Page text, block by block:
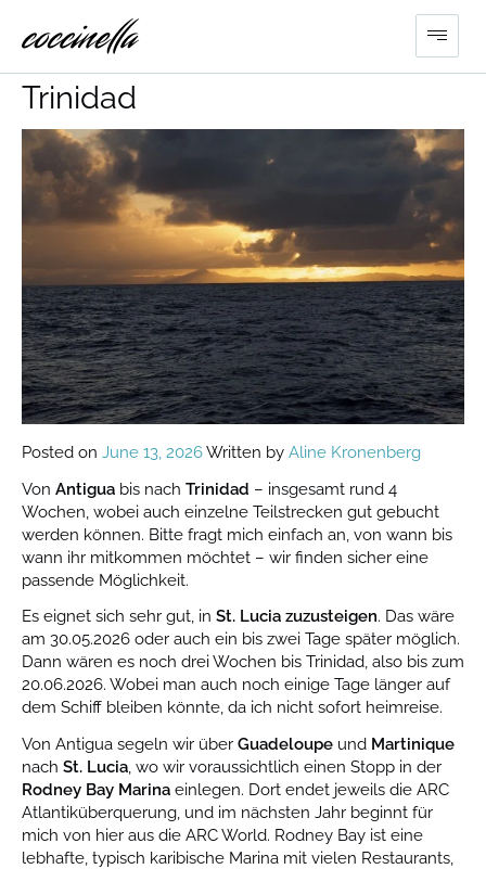
Segeltörn von Antigua nach
Trinidad
Posted on June 13, 2026Written by Aline Kronenberg
Von Antigua bis nach Trinidad – insgesamt rund 4
Wochen, wobei auch einzelne Teilstrecken gut gebucht
werden können. Bitte fragt mich einfach an, von wann bis
wann ihr mitkommen möchtet – wir finden sicher eine
passende Möglichkeit.
Es eignet sich sehr gut, in St. Lucia zuzusteigen. Das wäre
am 30.05.2026 oder auch ein bis zwei Tage später möglich.
Dann wären es noch drei Wochen bis Trinidad, also bis zum
20.06.2026. Wobei man auch noch einige Tage länger auf
dem Schiff bleiben könnte, da ich nicht sofort heimreise.
Von Antigua segeln wir über Guadeloupe und Martinique
nach St. Lucia , wo wir voraussichtlich einen Stopp in der
Rodney Bay Marina einlegen. Dort endet jeweils die ARC
Atlantiküberquerung, und im nächsten Jahr beginnt für
mich von hier aus die ARC World. Rodney Bay ist eine
lebhafte, typisch karibische Marina mit vielen Restaurants,